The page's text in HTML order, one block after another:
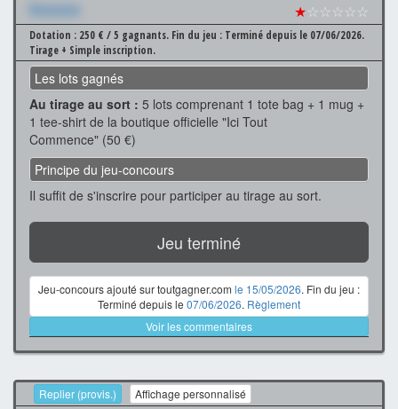
Xxxxxxx ★☆☆☆☆☆
Dotation : 250 € / 5 gagnants. Fin du jeu : Terminé depuis le 07/06/2026.
Tirage + Simple inscription.
Les lots gagnés
Au tirage au sort : 5 lots comprenant 1 tote bag + 1 mug +
1 tee-shirt de la boutique officielle "Ici Tout
Commence" (50 €)
Principe du jeu-concours
Il suffit de s'inscrire pour participer au tirage au sort.
Jeu terminé
Jeu-concours ajouté sur toutgagner.com le 15/05/2026. Fin du jeu :
Terminé depuis le 07/06/2026. Règlement
Voir les commentaires
Replier (provis.) Affichage personnalisé